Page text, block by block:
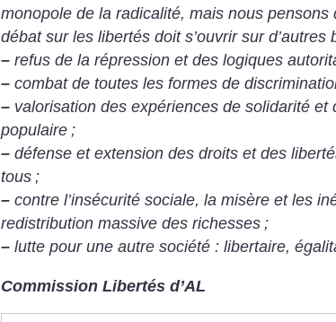
monopole de la radicalité, mais nous pensons
débat sur les libertés doit s’ouvrir sur d’autres
– refus de la répression et des logiques
– combat de toutes les formes de
– valorisation des expériences de solidarité et
populaire ;
– défense et extension des droits et des
tous ;
– contre l’insécurité sociale, la misère et les
redistribution massive des richesses ;
– lutte pour une autre société : libertaire,
Commission Libertés d’AL